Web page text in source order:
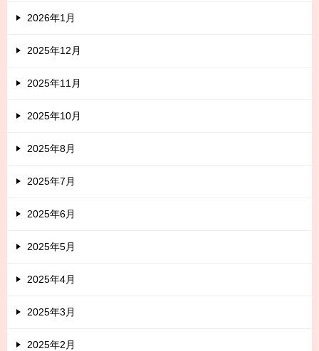
2026年1月
2025年12月
2025年11月
2025年10月
2025年8月
2025年7月
2025年6月
2025年5月
2025年4月
2025年3月
2025年2月